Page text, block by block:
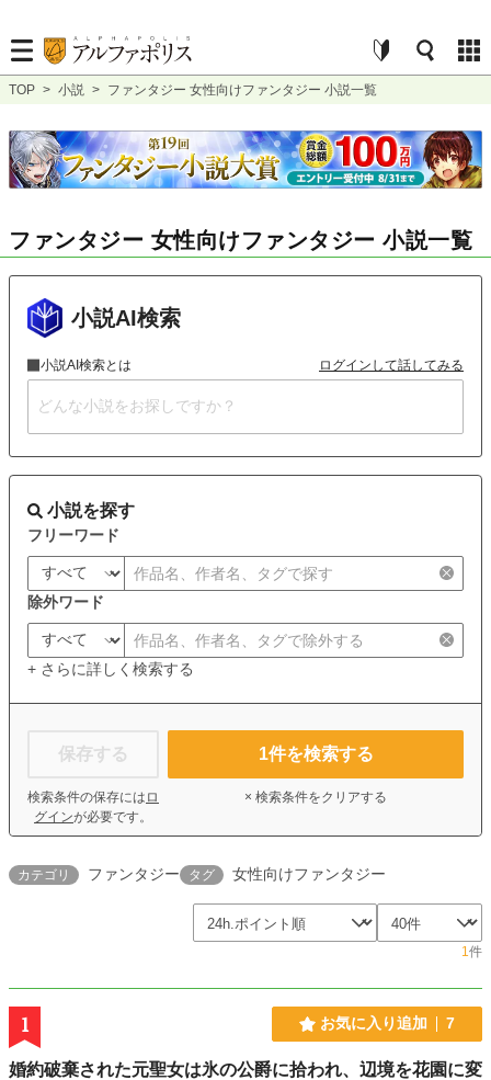
TOP > 小説 > ファンタジー 女性向けファンタジー 小説一覧
ファンタジー 女性向けファンタジー 小説一覧
小説AI検索
小説AI検索とは ログインして話してみる
小説を探す
フリーワード
除外ワード
+ さらに詳しく検索する
保存する
検索条件の保存には ロ
グインが必要です。
1件を検索する
× 検索条件をクリアする
カテゴリ ファンタジー タグ 女性向けファンタジー
1件
1 お気に入り追加 7
婚約破棄された元聖女は氷の公爵に拾われ、辺境を花園に変